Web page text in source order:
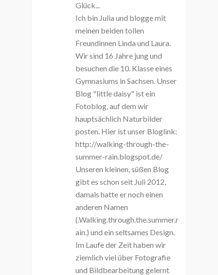
Glück...
Ich bin Julia und blogge mit
meinen beiden tollen
Freundinnen Linda und Laura.
Wir sind 16 Jahre jung und
besuchen die 10. Klasse eines
Gymnasiums in Sachsen. Unser
Blog "little daisy" ist ein
Fotoblog, auf dem wir
hauptsächlich Naturbilder
posten. Hier ist unser Bloglink:
http://walking-through-the-
summer-rain.blogspot.de/
Unseren kleinen, süßen Blog
gibt es schon seit Juli 2012,
damals hatte er noch einen
anderen Namen
(.Walking.through.the.summer.r
ain.) und ein seltsames Design.
Im Laufe der Zeit haben wir
ziemlich viel über Fotografie
und Bildbearbeitung gelernt